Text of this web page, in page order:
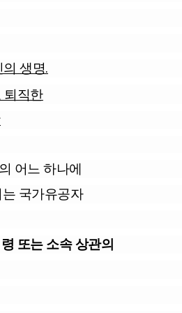
생명.
퇴직한
어느 하나에
국가유공자
또는 소속 상관의